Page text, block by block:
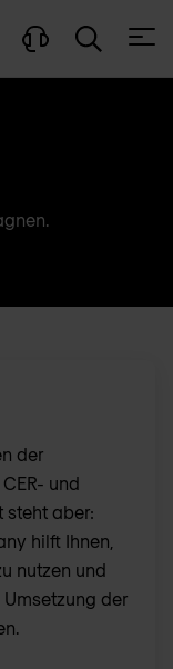
der
und
steht aber:
hilft Ihnen,
nutzen und
der